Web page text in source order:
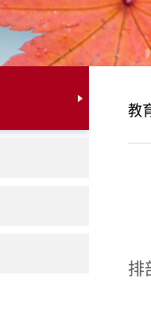
教
排